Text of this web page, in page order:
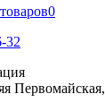
0
32
Первомайская,